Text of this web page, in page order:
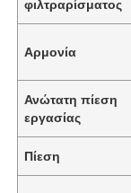
Σχετικά με
Γύρος
Ποιοτικός
φιλτραρίσματος
Αρμονία
Ανώτατη πίεση
εργασίας
Πίεση